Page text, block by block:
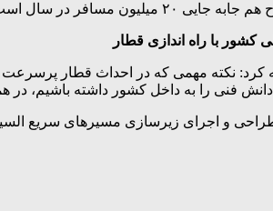
که بعد از ۲۰سال اتفاق خواهد افتاد.
کشور با راه اندازی قطار
کرد: نکته مهمی که در احداث قطار
فنی را به داخل کشور داشته باشیم،
و اجرای زیرسازی مسیرهای سریع